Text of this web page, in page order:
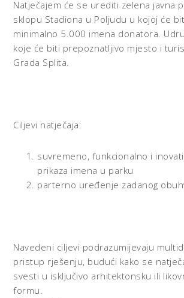
Natječajem će se urediti zelena javna
sklopu Stadiona u Poljudu u kojoj će
minimalno 5.000 imena donatora.
koje će biti prepoznatljivo mjesto i
Grada Splita.
Ciljevi natječaja:
suvremeno, funkcionalno i
prikaza imena u parku
parterno uređenje zadanog
Navedeni ciljevi podrazumijevaju
pristup rješenju, budući kako se
svesti u isključivo arhitektonsku ili
formu.